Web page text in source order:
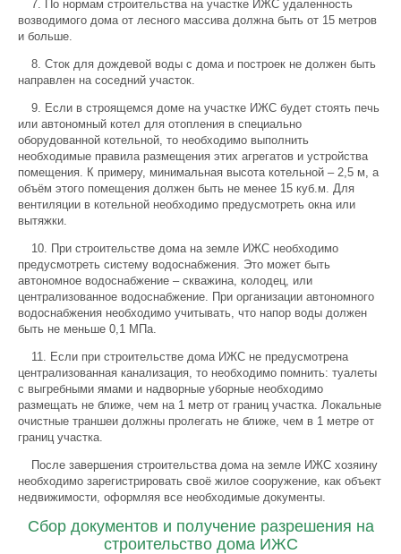
7. По нормам строительства на участке ИЖС удаленность
возводимого дома от лесного массива должна быть от 15 метров
и больше.
8. Сток для дождевой воды с дома и построек не должен быть
направлен на соседний участок.
9. Если в строящемся доме на участке ИЖС будет стоять печь
или автономный котел для отопления в специально
оборудованной котельной, то необходимо выполнить
необходимые правила размещения этих агрегатов и устройства
помещения. К примеру, минимальная высота котельной – 2,5 м, а
объём этого помещения должен быть не менее 15 куб.м. Для
вентиляции в котельной необходимо предусмотреть окна или
вытяжки.
10. При строительстве дома на земле ИЖС необходимо
предусмотреть систему водоснабжения. Это может быть
автономное водоснабжение – скважина, колодец, или
централизованное водоснабжение. При организации автономного
водоснабжения необходимо учитывать, что напор воды должен
быть не меньше 0,1 МПа.
11. Если при строительстве дома ИЖС не предусмотрена
централизованная канализация, то необходимо помнить: туалеты
с выгребными ямами и надворные уборные необходимо
размещать не ближе, чем на 1 метр от границ участка. Локальные
очистные траншеи должны пролегать не ближе, чем в 1 метре от
границ участка.
После завершения строительства дома на земле ИЖС хозяину
необходимо зарегистрировать своё жилое сооружение, как объект
недвижимости, оформляя все необходимые документы.
Сбор документов и получение разрешения на
строительство дома ИЖС